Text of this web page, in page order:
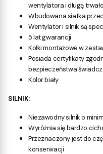
wentylatora idługą
Wbudowana siatka
Wentylator i silnik są
5 lat gwarancji
Kołki montażowe w
Posiada certyfikaty
bezpieczeństwa
Kolor biały
SILNIK:
Niezawodny silnik o
Wyróżnia się bardzo
Przeznaczony jest do
konserwacji